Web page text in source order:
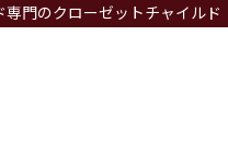
門のクローゼットチャイルド